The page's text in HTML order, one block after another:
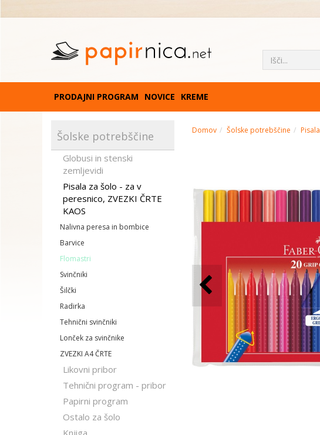
PRODAJNI PROGRAM NOVICE KREME
Šolske potrebščine
Globusi in stenski
zemljevidi
Pisala za šolo - za v
peresnico, ZVEZKI ČRTE
KAOS
Nalivna peresa in bombice
Barvice
Flomastri
Svinčniki
Šilčki
Radirka
Tehnični svinčniki
Lonček za svinčnike
ZVEZKI A4 ČRTE
Likovni pribor
Tehnični program - pribor
Papirni program
Ostalo za šolo
Knjiga
Domov Šolske potrebščine